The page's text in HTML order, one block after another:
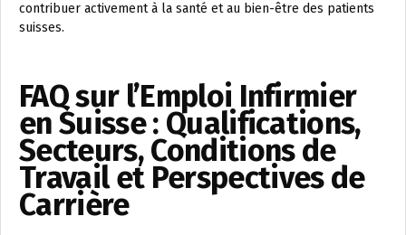
contribuer activement à la santé et au bien-être des patients
suisses.
FAQ sur l’Emploi Infirmier
en Suisse : Qualifications,
Secteurs, Conditions de
Travail et Perspectives de
Carrière